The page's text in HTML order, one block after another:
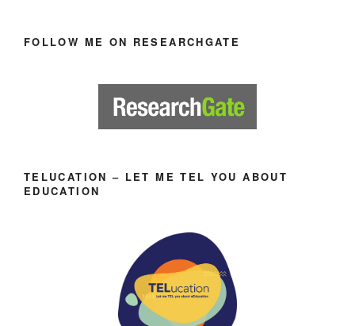
FOLLOW ME ON RESEARCHGATE
TELUCATION – LET ME TEL YOU ABOUT
EDUCATION